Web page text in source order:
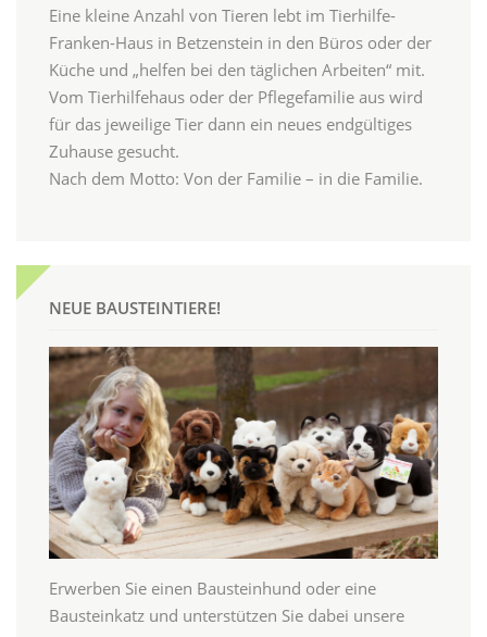
Eine kleine Anzahl von Tieren lebt im Tierhilfe-
Franken-Haus in Betzenstein in den Büros oder der
Küche und „helfen bei den täglichen Arbeiten“ mit.
Vom Tierhilfehaus oder der Pflegefamilie aus wird
für das jeweilige Tier dann ein neues endgültiges
Zuhause gesucht.
Nach dem Motto: Von der Familie – in die Familie.
NEUE BAUSTEINTIERE!
Erwerben Sie einen Bausteinhund oder eine
Bausteinkatz und unterstützen Sie dabei unsere